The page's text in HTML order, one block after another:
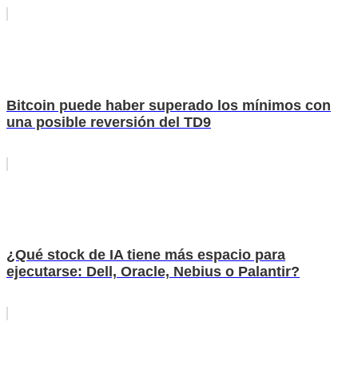
Bitcoin puede haber superado los mínimos con
una posible reversión del TD9
¿Qué stock de IA tiene más espacio para
ejecutarse: Dell, Oracle, Nebius o Palantir?